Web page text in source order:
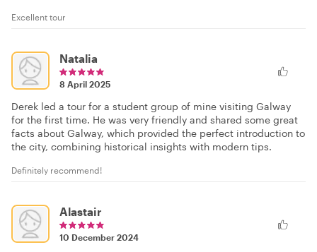
Excellent tour
Natalia
8 April 2025
Derek led a tour for a student group of mine visiting Galway
for the first time. He was very friendly and shared some great
facts about Galway, which provided the perfect introduction to
the city, combining historical insights with modern tips.
Definitely recommend!
Alastair
10 December 2024